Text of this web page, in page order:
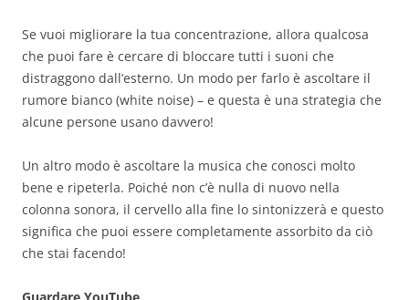
Se vuoi migliorare la tua concentrazione, allora qualcosa
che puoi fare è cercare di bloccare tutti i suoni che
distraggono dall’esterno. Un modo per farlo è ascoltare il
rumore bianco (white noise) – e questa è una strategia che
alcune persone usano davvero!
Un altro modo è ascoltare la musica che conosci molto
bene e ripeterla. Poiché non c’è nulla di nuovo nella
colonna sonora, il cervello alla fine lo sintonizzerà e questo
significa che puoi essere completamente assorbito da ciò
che stai facendo!